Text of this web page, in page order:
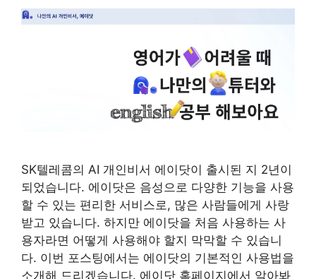
SK텔레콤의 AI 개인비서 에이닷이 출시된 지 2년이
되었습니다. 에이닷은 음성으로 다양한 기능을 사용
할 수 있는 편리한 서비스로, 많은 사람들에게 사랑
받고 있습니다. 하지만 에이닷을 처음 사용하는 사
용자라면 어떻게 사용해야 할지 막막할 수 있습니
다. 이번 포스팅에서는 에이닷의 기본적인 사용법을
소개해 드리겠습니다. 에이닷 홈페이지에서 알아봐